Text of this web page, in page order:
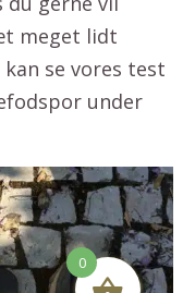
meget lidt
se vores test
under
0